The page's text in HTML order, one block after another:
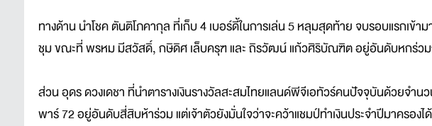
ทางด้าน นำโชค ตันติโภคากุล ที่เก็บ 4 เบอร์ดี้ในการเล่น 5 หลุมสุดท้าย จบรอบแรกเ
ชุม ขณะที่ พรหม มีสวัสดิ์, กษิดิศ เล็บครุฑ และ ถิรวัฒน์ แก้วศิริบัณฑิต อยู่อันดับหกร่ว
ส่วน อุดร ดวงเดชา ที่นำตารางเงินรางวัลสะสมไทยแลนด์พีจีเอทัวร์คนปัจจุบันด้วยจำน
พาร์ 72 อยู่อันดับสี่สิบห้าร่วม แต่เจ้าตัวยังมั่นใจว่าจะคว้าแชมป์ทำเงินประจำปีมาครองได้